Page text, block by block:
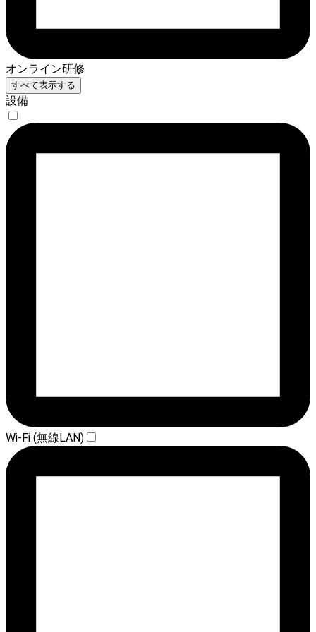
オンライン研修
すべて表示する
設備
Wi-Fi (無線LAN)